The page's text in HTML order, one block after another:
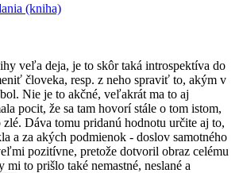
(kniha)
veľa deja, je to skôr taká introspektíva do
človeka, resp. z neho spraviť to, akým v
Nie je to akčné, veľakrát ma to aj
pocit, že sa tam hovorí stále o tom istom,
Dáva tomu pridanú hodnotu určite aj to,
a za akých podmienok - doslov samotného
pozitívne, pretože dotvoril obraz celému
mi to prišlo také nemastné, neslané a